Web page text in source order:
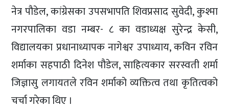
नेत्र पौडेल, कांग्रेसका उपसभापति शिवप्रसाद सुवेदी, कुश्मा
नगरपालिका वडा नम्बर- ८ का वडाध्यक्ष सुरेन्द्र केसी,
विद्यालयका प्रधानाध्यापक नागेश्वर उपाध्याय, कविन रविन
शर्माका सहपाठी दिनेश पौडेल, साहित्यकार सरस्वती शर्मा
जिज्ञासु लगायतले रविन शर्माको व्यक्तित्व तथा कृतित्वको
चर्चा गरेका थिए ।